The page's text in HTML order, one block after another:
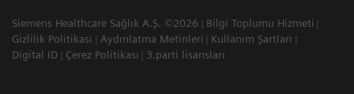
Siemens Healthcare Sağlık A.Ş. ©2026
Bilgi Toplumu Hizmeti
Gizlilik Politikası
Aydınlatma Metinleri
Kullanım Şartları
Digital ID
Çerez Politikası 3.parti lisansları